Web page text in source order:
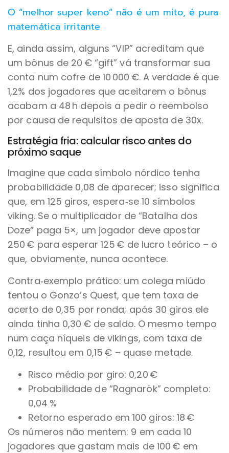
O “melhor super keno” não é um mito, é pura
matemática irritante
E, ainda assim, alguns “VIP” acreditam que
um bônus de 20 € “gift” vá transformar sua
conta num cofre de 10 000 €. A verdade é que
1,2% dos jogadores que aceitarem o bônus
acabam a 48 h depois a pedir o reembolso
por causa de requisitos de aposta de 30x.
Estratégia fria: calcular risco antes do
próximo saque
Imagine que cada símbolo nórdico tenha
probabilidade 0,08 de aparecer; isso significa
que, em 125 giros, espera‑se 10 símbolos
viking. Se o multiplicador de “Batalha dos
Doze” paga 5×, um jogador deve apostar
250 € para esperar 125 € de lucro teórico – o
que, obviamente, nunca acontece.
Contra‑exemplo prático: um colega miúdo
tentou o Gonzo’s Quest, que tem taxa de
acerto de 0,35 por ronda; após 30 giros ele
ainda tinha 0,30 € de saldo. O mesmo tempo
num caça níqueis de vikings, com taxa de
0,12, resultou em 0,15 € – quase metade.
Risco médio por giro: 0,20 €
Probabilidade de “Ragnarök” completo:
0,04 %
Retorno esperado em 100 giros: 18 €
Os números não mentem: 9 em cada 10
jogadores que gastam mais de 100 € em